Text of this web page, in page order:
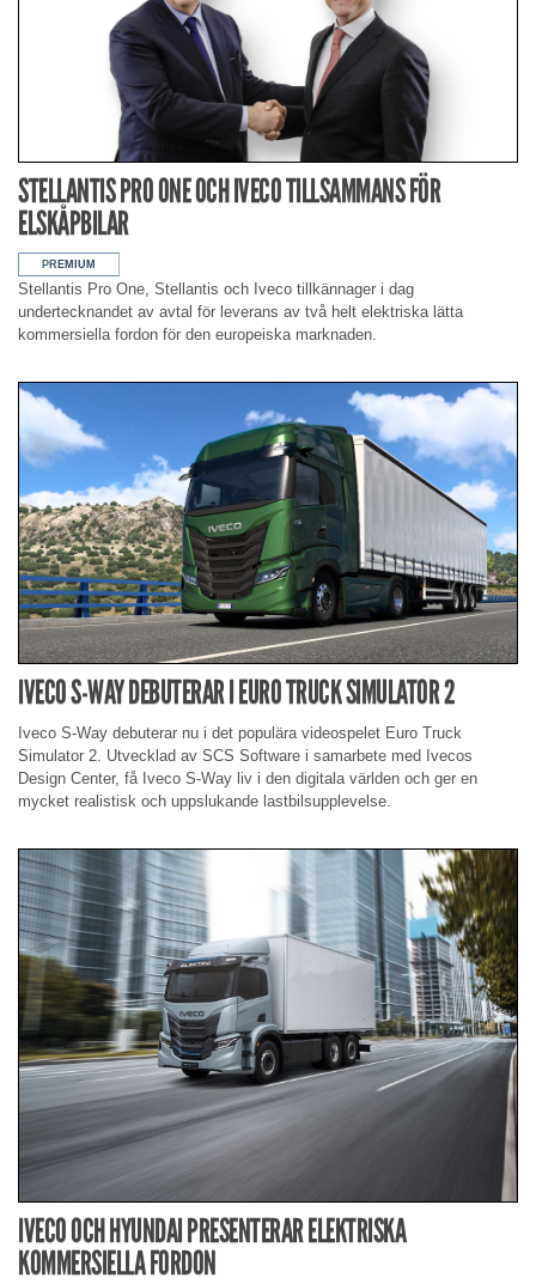
STELLANTIS PRO ONE OCH IVECO TILLSAMMANS FÖR
ELSKÅPBILAR
Stellantis Pro One, Stellantis och Iveco tillkännager i dag
undertecknandet av avtal för leverans av två helt elektriska lätta
kommersiella fordon för den europeiska marknaden.
IVECO S-WAY DEBUTERAR I EURO TRUCK SIMULATOR 2
Iveco S-Way debuterar nu i det populära videospelet Euro Truck
Simulator 2. Utvecklad av SCS Software i samarbete med Ivecos
Design Center, få Iveco S-Way liv i den digitala världen och ger en
mycket realistisk och uppslukande lastbilsupplevelse.
IVECO OCH HYUNDAI PRESENTERAR ELEKTRISKA
KOMMERSIELLA FORDON